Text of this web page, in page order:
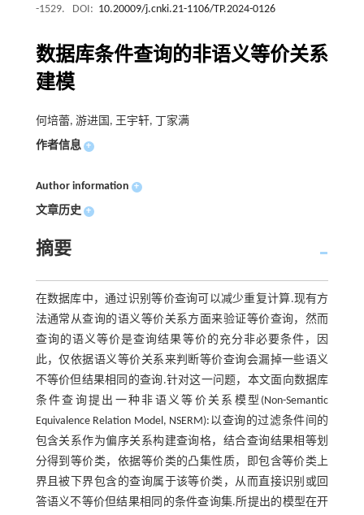
-1529.
DOI: 10.20009/j.cnki.21-1106/TP.2024-0126
数据库条件查询的非语义等价关系
建模
何培蕾, 游进国, 王宇轩, 丁家满
作者信息 +
Author information +
文章历史 +
摘要
在数据库中，通过识别等价查询可以减少重复计算.现有方
法通常从查询的语义等价关系方面来验证等价查询，然而
查询的语义等价是查询结果等价的充分非必要条件，因
此，仅依据语义等价关系来判断等价查询会漏掉一些语义
不等价但结果相同的查询.针对这一问题，本文面向数据库
条件查询提出一种非语义等价关系模型(Non-Semantic
Equivalence Relation Model, NSERM):以查询的过滤条件间的
包含关系作为偏序关系构建查询格，结合查询结果相等划
分得到等价类，依据等价类的凸集性质，即包含等价类上
界且被下界包含的查询属于该等价类，从而直接识别或回
答语义不等价但结果相同的条件查询集.所提出的模型在开